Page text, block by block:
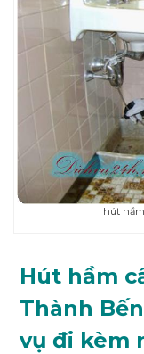
hút
Hút hầm
Thành
vụ đi kèm